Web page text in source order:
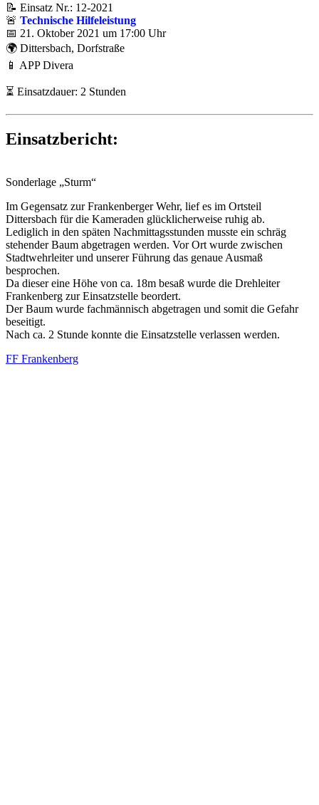
📝 Einsatz Nr.: 12-2021
🚨 Technische Hilfeleistung
📅 21. Oktober 2021 um 17:00 Uhr
🌍 Dittersbach, Dorfstraße
📱 APP Divera
⏳ Einsatzdauer: 2 Stunden
Einsatzbericht:
Sonderlage „Sturm“
Im Gegensatz zur Frankenberger Wehr, lief es im Ortsteil
Dittersbach für die Kameraden glücklicherweise ruhig ab.
Lediglich in den späten Nachmittagsstunden musste ein schräg
stehender Baum abgetragen werden. Vor Ort wurde zwischen
Stadtwehrleiter und unserer Führung das genaue Ausmaß
besprochen.
Da dieser eine Höhe von ca. 18m besaß wurde die Drehleiter
Frankenberg zur Einsatzstelle beordert.
Der Baum wurde fachmännisch abgetragen und somit die Gefahr
beseitigt.
Nach ca. 2 Stunde konnte die Einsatzstelle verlassen werden.
FF Frankenberg